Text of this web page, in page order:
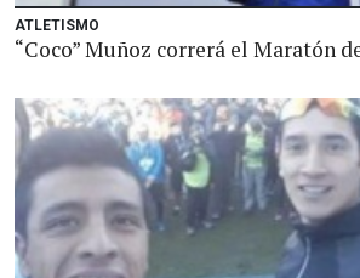
ATLETISMO
“Coco” Muñoz correrá el Maratón